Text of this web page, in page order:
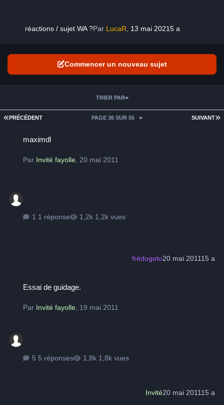
réactions / sujet WA ?Par LucaR 13 mai 20215 a
Commencer un nouveau sujet
PREMIÈRE PAGE
PRÉCÉDENT SUIVANT
PAGE 36 SUR 55
TRIER PAR
maximdl
Par Invité fayolle 20 mai 2011
1 réponse 1,2k vues
frédogoto20 mai 201115 a
Essai de guidage.
Par Invité fayolle 19 mai 2011
5 réponses 1,8k vues
Invité20 mai 201115 a